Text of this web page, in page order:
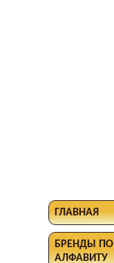
ГЛАВНАЯ
БРЕНДЫ ПО
АЛФАВИТУ